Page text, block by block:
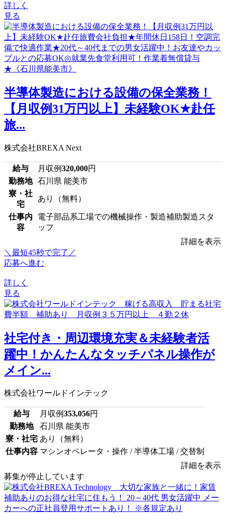
詳しく
見る
半導体製造における設備の保全業務！
【月収例31万円以上】未経験OK★赴任
旅...
株式会社BREXA Next
給与 月収例320,000円
勤務地 石川県 能美市
寮・社
宅
あり（無料）
仕事内
容
電子部品系工場での機械操作・製造補助製造スタ
ッフ
詳細を表示
＼最短45秒で完了／
応募へ進む
詳しく
見る
社宅付き・周辺環境充実＆未経験者活
躍中！かんたんなタッチパネル操作が
メイン...
株式会社ワールドインテック
給与 月収例353,056円
勤務地
石川県 能美市
寮・社宅 あり（無料）
仕事内容 マシンオペレータ・操作 / 半導体工場 / 交替制
詳細を表示
募集が停止しています